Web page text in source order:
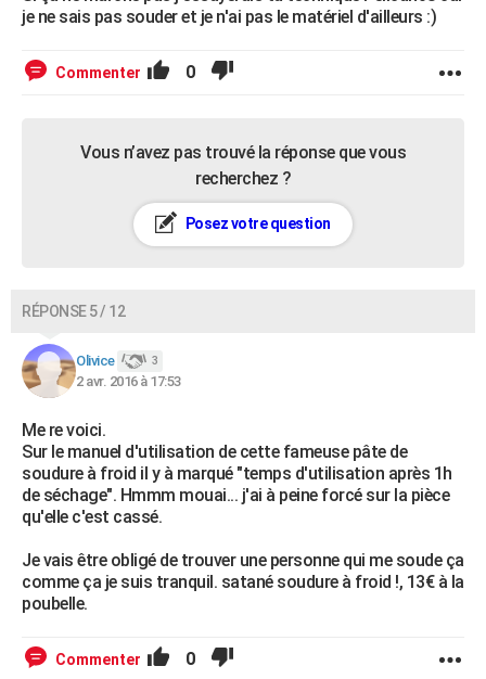
je ne sais pas souder et je n'ai pas le matériel d'ailleurs :)
Commenter 0
Vous n’avez pas trouvé la réponse que vous
recherchez ?
Posez votre question
RÉPONSE 5 / 12
Olivice 3
2 avr. 2016 à 17:53
Me re voici.
Sur le manuel d'utilisation de cette fameuse pâte de
soudure à froid il y à marqué "temps d'utilisation après 1h
de séchage". Hmmm mouai... j'ai à peine forcé sur la pièce
qu'elle c'est cassé.
Je vais être obligé de trouver une personne qui me soude ça
comme ça je suis tranquil. satané soudure à froid !, 13€ à la
poubelle.
Commenter 0